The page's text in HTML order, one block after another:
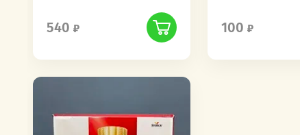
540 100